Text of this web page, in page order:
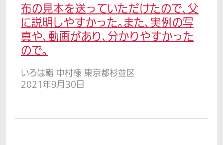
布の見本を送っていただけたので、父
に説明しやすかった。また、実例の写
真や、動画があり、分かりやすかった
ので。
いろは鮨 中村様 東京都杉並区
2021年9月30日